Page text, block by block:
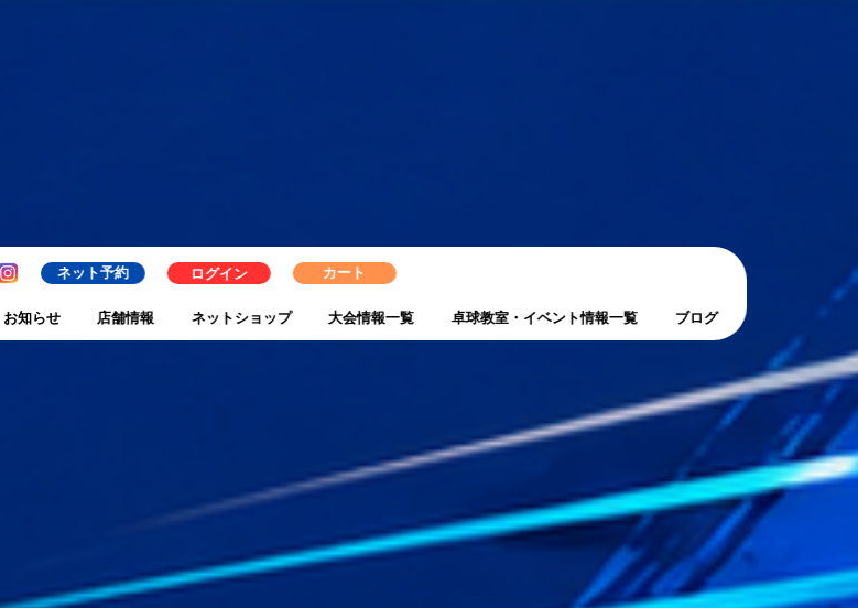
ネット予約 ログイン カート
お知らせ 店舗情報 ネットショップ 大会情報一覧 卓球教室・イベント情報一覧 ブログ